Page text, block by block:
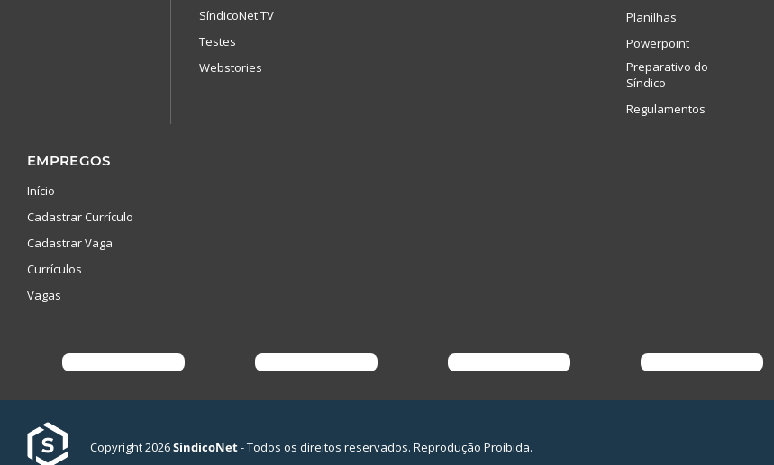
SíndicoNet TV
Testes
Webstories
Planilhas
Powerpoint
Preparativo do
Síndico
Regulamentos
EMPREGOS
Início
Cadastrar Currículo
Cadastrar Vaga
Currículos
Vagas
Copyright 2026SíndicoNet- Todos os direitos reservados. Reprodução Proibida.